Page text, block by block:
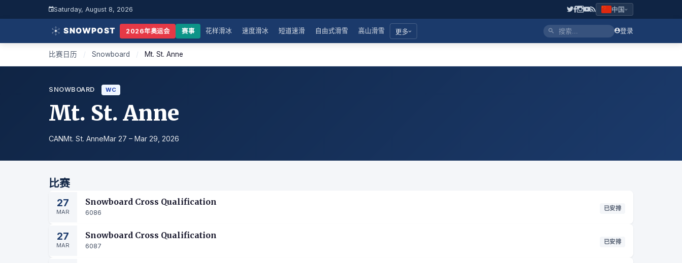
Saturday, August 8, 2026 中国
2026年奥运会 赛事 花样滑冰 速度滑冰 短道速滑 自由式滑雪 高山滑雪 更多 登录
比赛日历 / Snowboard / Mt. St. Anne
SNOWBOARD WC
Mt. St. Anne
CANMt. St. AnneMar 27 – Mar 29, 2026
比赛
27
MAR
Snowboard Cross Qualification
6086
已安排
27
MAR
Snowboard Cross Qualification
6087
已安排